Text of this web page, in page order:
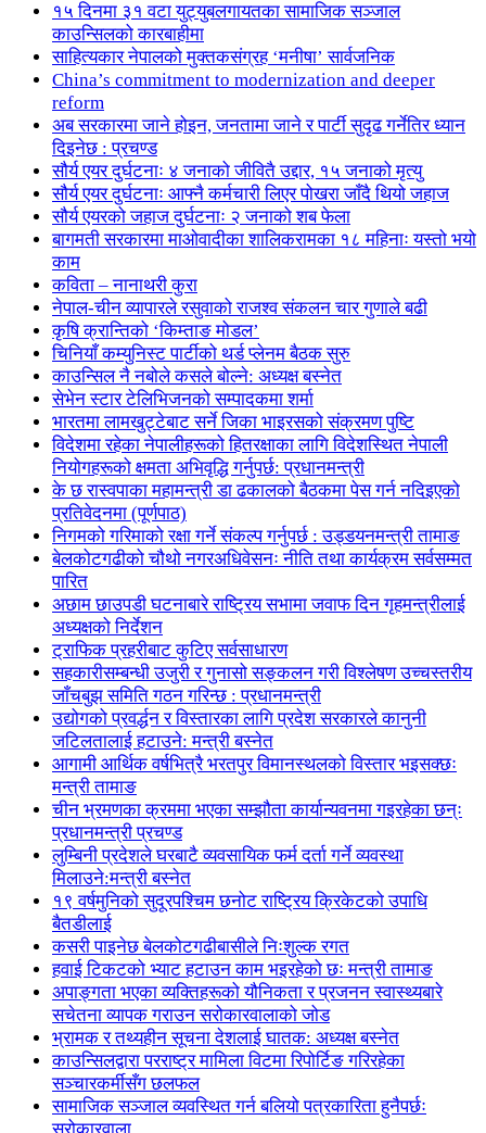
१५ दिनमा ३१ वटा युट्युबलगायतका सामाजिक सञ्जाल
काउन्सिलको कारबाहीमा
साहित्यकार नेपालको मुक्तकसंग्रह ‘मनीषा’ सार्वजनिक
China’s commitment to modernization and deeper
reform
अब सरकारमा जाने होइन, जनतामा जाने र पार्टी सुदृढ गर्नेतिर ध्यान
दिइनेछ : प्रचण्ड
सौर्य एयर दुर्घटनाः ४ जनाको जीवितै उद्दार, १५ जनाको मृत्यु
सौर्य एयर दुर्घटनाः आफ्नै कर्मचारी लिएर पोखरा जाँदै थियो जहाज
सौर्य एयरको जहाज दुर्घटनाः २ जनाको शब फेला
बागमती सरकारमा माओवादीका शालिकरामका १८ महिनाः यस्तो भयो
काम
कविता – नानाथरी कुरा
नेपाल-चीन व्यापारले रसुवाको राजश्व संकलन चार गुणाले बढी
कृषि क्रान्तिको ‘किम्ताङ मोडल’
चिनियाँ कम्युनिस्ट पार्टीको थर्ड प्लेनम बैठक सुरु
काउन्सिल नै नबोले कसले बोल्ने: अध्यक्ष बस्नेत
सेभेन स्टार टेलिभिजनको सम्पादकमा शर्मा
भारतमा लामखुट्टेबाट सर्ने जिका भाइरसको संक्रमण पुष्टि
विदेशमा रहेका नेपालीहरूको हितरक्षाका लागि विदेशस्थित नेपाली
नियोगहरूको क्षमता अभिवृद्धि गर्नुपर्छ: प्रधानमन्त्री
के छ रास्वपाका महामन्त्री डा ढकालको बैठकमा पेस गर्न नदिइएको
प्रतिवेदनमा (पूर्णपाठ)
निगमको गरिमाको रक्षा गर्ने संकल्प गर्नुपर्छ : उड्डयनमन्त्री तामाङ
बेलकोटगढीको चौथो नगरअधिवेसनः नीति तथा कार्यक्रम सर्वसम्मत
पारित
अछाम छाउपडी घटनाबारे राष्ट्रिय सभामा जवाफ दिन गृहमन्त्रीलाई
अध्यक्षको निर्देशन
ट्राफिक प्रहरीबाट कुटिए सर्वसाधारण
सहकारीसम्बन्धी उजुरी र गुनासो सङ्कलन गरी विश्लेषण उच्चस्तरीय
जाँचबुझ समिति गठन गरिन्छ : प्रधानमन्त्री
उद्योगको प्रवर्द्धन र विस्तारका लागि प्रदेश सरकारले कानुनी
जटिलतालाई हटाउने: मन्त्री बस्नेत
आगामी आर्थिक वर्षभित्रै भरतपुर विमानस्थलको विस्तार भइसक्छः
मन्त्री तामाङ
चीन भ्रमणका क्रममा भएका सम्झौता कार्यान्यवनमा गइरहेका छन्ः
प्रधानमन्त्री प्रचण्ड
लुम्बिनी प्रदेशले घरबाटै व्यवसायिक फर्म दर्ता गर्ने व्यवस्था
मिलाउने:मन्त्री बस्नेत
१९ वर्षमुनिको सुदूरपश्चिम छनोट राष्ट्रिय क्रिकेटको उपाधि
बैतडीलाई
कसरी पाइनेछ बेलकोटगढीबासीले निःशुल्क रगत
हवाई टिकटको भ्याट हटाउन काम भइरहेको छः मन्त्री तामाङ
अपाङ्गता भएका व्यक्तिहरूको यौनिकता र प्रजनन स्वास्थ्यबारे
सचेतना व्यापक गराउन सरोकारवालाको जोड
भ्रामक र तथ्यहीन सूचना देशलाई घातक: अध्यक्ष बस्नेत
काउन्सिलद्वारा परराष्ट्र मामिला विटमा रिपोर्टिङ गरिरहेका
सञ्चारकर्मीसँग छलफल
सामाजिक सञ्जाल व्यवस्थित गर्न बलियो पत्रकारिता हुनैपर्छः